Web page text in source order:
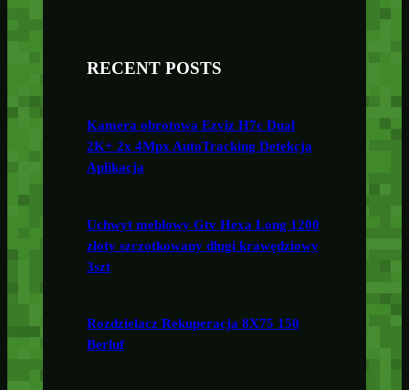
RECENT POSTS
Kamera obrotowa Ezviz H7c Dual
2K+ 2x 4Mpx AutoTracking Detekcja
Aplikacja
Uchwyt meblowy Gtv Hexa Long 1200
złoty szczotkowany długi krawędziowy
3szt
Rozdzielacz Rekuperacja 8X75 150
Berluf